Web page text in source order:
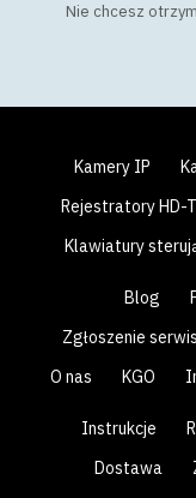
Nie chcesz
Kamery IP
Rejestratory HD-
Klawiatury
Blog
Zgłoszenie
O nas
KGO
Instrukcje
Dostawa